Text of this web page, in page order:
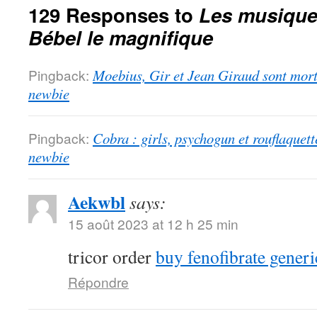
129 Responses to Les
Bébel le magnifique
Pingback: Moebius, Gir et Jean Giraud sont
newbie
Pingback: Cobra : girls, psychogun et
newbie
Aekwblsays:
15 août 2023 at 12 h 25 min
tricor orderbuy fenofibrate
Répondre